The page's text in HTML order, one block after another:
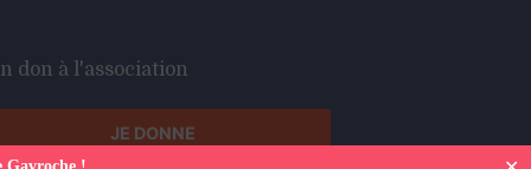
don à l'association
JE DONNE